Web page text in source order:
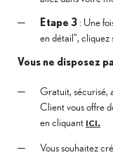
Etape 3 : Une
en détail", cliquez
Vous ne disposez
Gratuit, sécurisé,
Client vous offre
en cliquant ICI.
Vous souhaitez